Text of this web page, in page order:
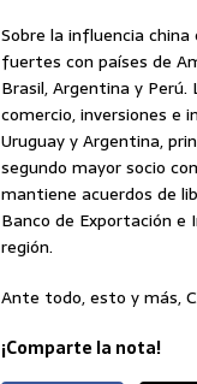
Sobre la influencia
fuertes con países de
Brasil, Argentina y
comercio, inversiones e
Uruguay y Argentina,
segundo mayor socio
mantiene acuerdos de
Banco de Exportación
región.
Ante todo, esto y más,
¡Comparte la nota!